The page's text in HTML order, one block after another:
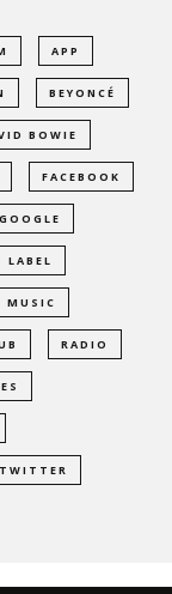
APP
BEYONCÉ
BOWIE
FACEBOOK
GOOGLE
LABEL
MUSIC
RADIO
TWITTER